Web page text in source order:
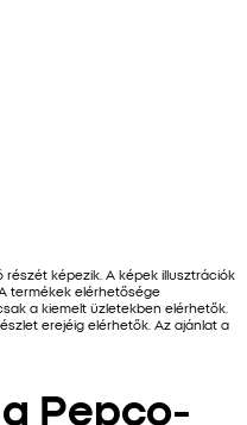
képezik. A képek illusztrációk
termékek elérhetősége
a kiemelt üzletekben elérhetők.
erejéig elérhetők. Az ajánlat a
Pepco-